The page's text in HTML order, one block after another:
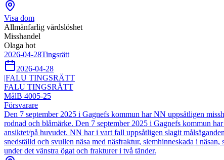
Visa dom
Allmänfarlig vårdslöshet
Misshandel
Olaga hot
2026-04-28Tingsrätt
2026-04-28
|FALU TINGSRÄTT
FALU TINGSRÄTT
MålB 4005-25
Försvarare
Den 7 september 2025 i Gagnefs kommun har NN uppsåtligen
rodnad och blåmärke. Den 7 september 2025 i Gagnefs kommun
ansiktet/på huvudet. NN har i vart fall uppsåtligen slagit
snedställd och svullen näsa med näsfraktur, slemhinneskada i
under det vänstra ögat och frakturer i två tänder.